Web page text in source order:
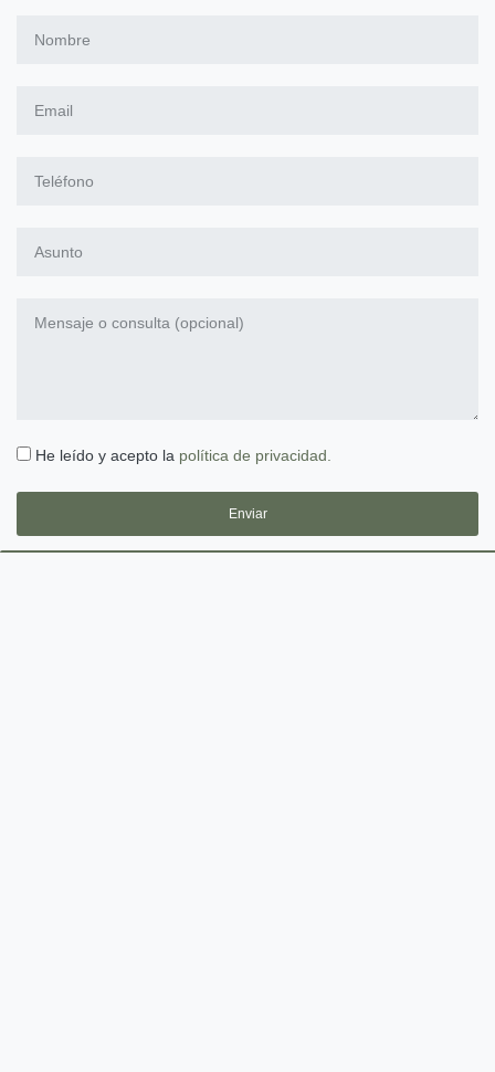
He leído y acepto la política de privacidad.
Enviar